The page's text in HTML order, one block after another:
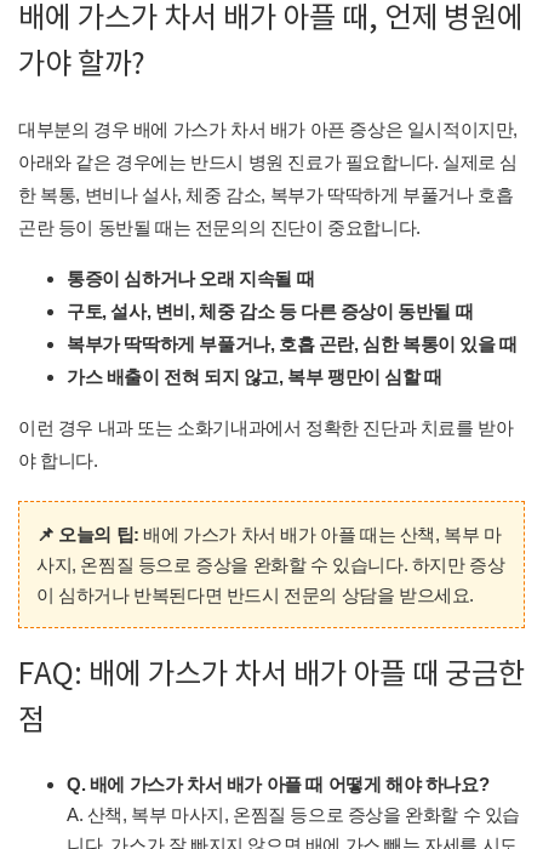
배에 가스가 차서 배가 아플 때, 언제 병원에
가야 할까?
대부분의 경우 배에 가스가 차서 배가 아픈 증상은 일시적이지만,
아래와 같은 경우에는 반드시 병원 진료가 필요합니다. 실제로 심
한 복통, 변비나 설사, 체중 감소, 복부가 딱딱하게 부풀거나 호흡
곤란 등이 동반될 때는 전문의의 진단이 중요합니다.
통증이 심하거나 오래 지속될 때
구토, 설사, 변비, 체중 감소 등 다른 증상이 동반될 때
복부가 딱딱하게 부풀거나, 호흡 곤란, 심한 복통이 있을 때
가스 배출이 전혀 되지 않고, 복부 팽만이 심할 때
이런 경우 내과 또는 소화기내과에서 정확한 진단과 치료를 받아
야 합니다.
📌 오늘의 팁: 배에 가스가 차서 배가 아플 때는 산책, 복부 마
사지, 온찜질 등으로 증상을 완화할 수 있습니다. 하지만 증상
이 심하거나 반복된다면 반드시 전문의 상담을 받으세요.
FAQ: 배에 가스가 차서 배가 아플 때 궁금한
점
Q. 배에 가스가 차서 배가 아플 때 어떻게 해야 하나요?
A. 산책, 복부 마사지, 온찜질 등으로 증상을 완화할 수 있습
니다. 가스가 잘 빠지지 않으면 배에 가스 빼는 자세를 시도